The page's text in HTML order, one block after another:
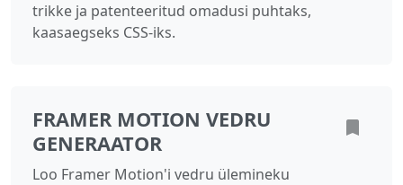
trikke ja patenteeritud omadusi puhtaks,
kaasaegseks CSS-iks.
FRAMER MOTION VEDRU
GENERAATOR
Loo Framer Motion'i vedru ülemineku